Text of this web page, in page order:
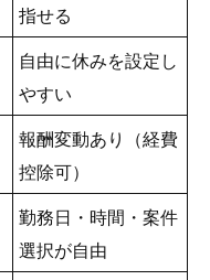
指せる
自由に休みを設定し
やすい
報酬変動あり（経費
控除可）
勤務日・時間・案件
選択が自由